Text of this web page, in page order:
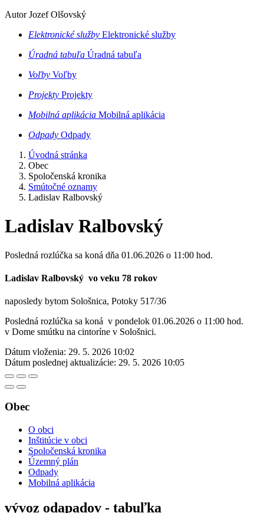
Autor Jozef Olšovský
Elektronické služby Elektronické služby
Úradná tabuľa Úradná tabuľa
Voľby Voľby
Projekty Projekty
Mobilná aplikácia Mobilná aplikácia
Odpady Odpady
Úvodná stránka
Obec
Spoločenská kronika
Smútočné oznamy
Ladislav Ralbovský
Ladislav Ralbovský
Posledná rozlúčka sa koná dňa 01.06.2026 o 11:00 hod.
Ladislav Ralbovský vo veku 78 rokov
naposledy bytom Sološnica, Potoky 517/36
Posledná rozlúčka sa koná v pondelok 01.06.2026 o 11:00 hod.
v Dome smútku na cintoríne v Sološnici.
Dátum vloženia: 29. 5. 2026 10:02
Dátum poslednej aktualizácie: 29. 5. 2026 10:05
Obec
O obci
Inštitúcie v obci
Spoločenská kronika
Územný plán
Odpady
Mobilná aplikácia
vývoz odapadov - tabuľka